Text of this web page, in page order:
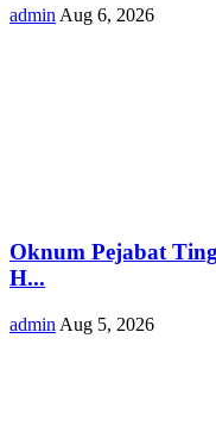
adminAug 6, 2026
Oknum Pejabat
H...
admin Aug 5, 2026